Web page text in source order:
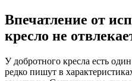
Впечатление от
кресло не
У добротного кресла есть
редко пишут в